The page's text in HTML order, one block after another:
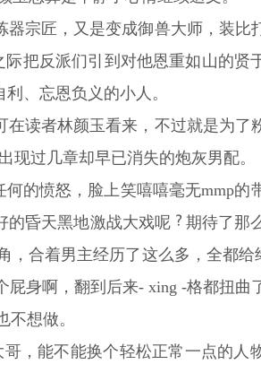
宗匠，又是变成御兽大师，装比
把反派们引到对他恩重如山的贤
、忘恩负义的小人。
读者林颜玉看来，不过就是为了
现过几章却早已消失的炮灰男配。
的愤怒，脸上笑嘻嘻毫无mmp的
的昏天黑地激战大戏呢
期待了那
，合着男主经历了这么多，全都给
屁身啊，翻到后来- xing -格都扭曲
想做。
，能不能换个轻松正常一点的人